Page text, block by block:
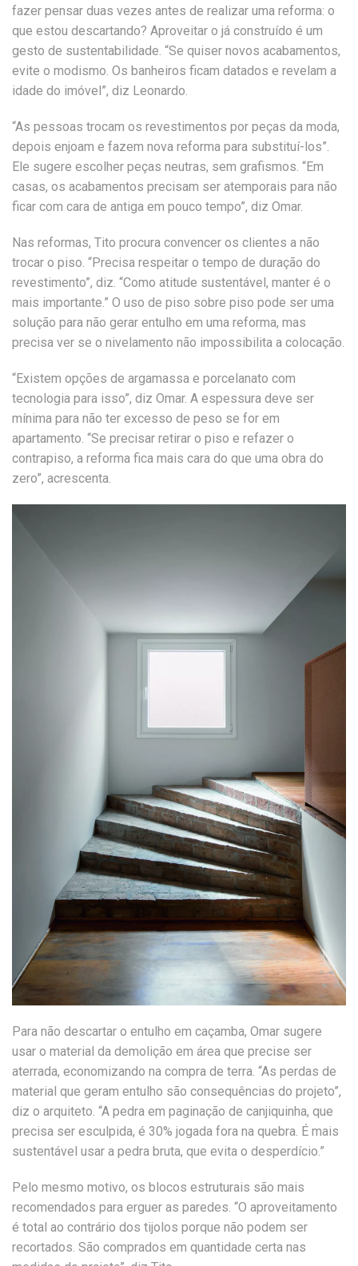
fazer pensar duas vezes antes de realizar uma reforma: o
que estou descartando? Aproveitar o já construído é um
gesto de sustentabilidade. “Se quiser novos acabamentos,
evite o modismo. Os banheiros ficam datados e revelam a
idade do imóvel”, diz Leonardo.
“As pessoas trocam os revestimentos por peças da moda,
depois enjoam e fazem nova reforma para substituí-los”.
Ele sugere escolher peças neutras, sem grafismos. “Em
casas, os acabamentos precisam ser atemporais para não
ficar com cara de antiga em pouco tempo”, diz Omar.
Nas reformas, Tito procura convencer os clientes a não
trocar o piso. “Precisa respeitar o tempo de duração do
revestimento”, diz. “Como atitude sustentável, manter é o
mais importante.” O uso de piso sobre piso pode ser uma
solução para não gerar entulho em uma reforma, mas
precisa ver se o nivelamento não impossibilita a colocação.
“Existem opções de argamassa e porcelanato com
tecnologia para isso”, diz Omar. A espessura deve ser
mínima para não ter excesso de peso se for em
apartamento. “Se precisar retirar o piso e refazer o
contrapiso, a reforma fica mais cara do que uma obra do
zero”, acrescenta.
Para não descartar o entulho em caçamba, Omar sugere
usar o material da demolição em área que precise ser
aterrada, economizando na compra de terra. “As perdas de
material que geram entulho são consequências do projeto”,
diz o arquiteto. “A pedra em paginação de canjiquinha, que
precisa ser esculpida, é 30% jogada fora na quebra. É mais
sustentável usar a pedra bruta, que evita o desperdício.”
Pelo mesmo motivo, os blocos estruturais são mais
recomendados para erguer as paredes. “O aproveitamento
é total ao contrário dos tijolos porque não podem ser
recortados. São comprados em quantidade certa nas